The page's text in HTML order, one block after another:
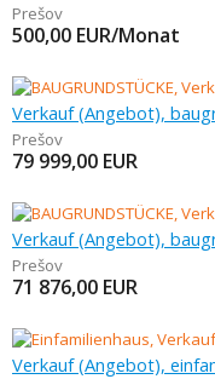
Prešov
500,00 EUR/Monat
Verkauf (Angebot),
Prešov
79 999,00 EUR
Verkauf (Angebot),
Prešov
71 876,00 EUR
Verkauf (Angebot),